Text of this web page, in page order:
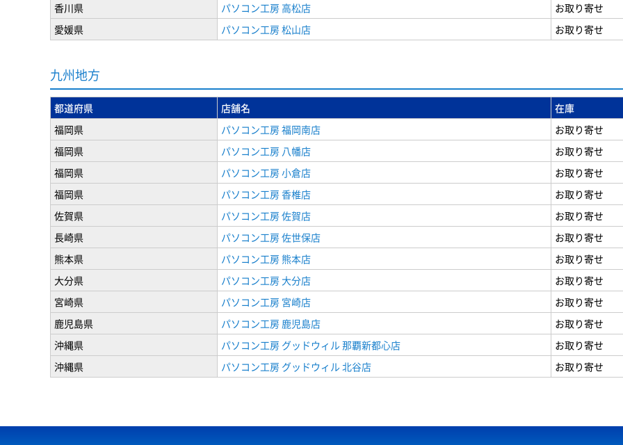
香川県
パソコン工房 高松店
お取り寄せ
愛媛県
パソコン工房 松山店 お取り寄せ
九州地方
都道府県 店舗名
在庫
福岡県
パソコン工房 福岡南店
お取り寄せ
福岡県
パソコン工房 八幡店
お取り寄せ
福岡県
パソコン工房 小倉店
お取り寄せ
福岡県
パソコン工房 香椎店
お取り寄せ
佐賀県
パソコン工房 佐賀店
お取り寄せ
長崎県
パソコン工房 佐世保店
お取り寄せ
熊本県
パソコン工房 熊本店
お取り寄せ
大分県
パソコン工房 大分店
お取り寄せ
宮崎県
パソコン工房 宮崎店
お取り寄せ
鹿児島県
パソコン工房 鹿児島店
お取り寄せ
沖縄県
パソコン工房 グッドウィル 那覇新都心店
お取り寄せ
沖縄県
パソコン工房 グッドウィル 北谷店 お取り寄せ